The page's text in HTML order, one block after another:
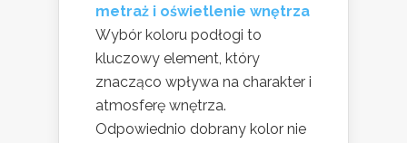
metraż i oświetlenie wnętrza
Wybór koloru podłogi to
kluczowy element, który
znacząco wpływa na charakter i
atmosferę wnętrza.
Odpowiednio dobrany kolor nie